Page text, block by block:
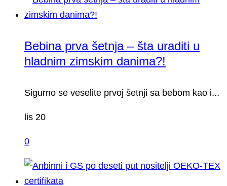
Bebina prva šetnja – šta uraditi u
hladnim zimskim danima?!
Sigurno se veselite prvoj šetnji sa bebom kao i...
lis 20
0